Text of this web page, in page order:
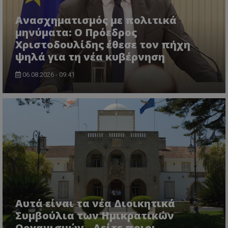
Ανασχηματισμός με πολιτικά
μηνύματα: Ο Πρόεδρος
Χριστοδουλίδης έθεσε τον πήχη
ψηλά για τη νέα κυβέρνηση
06.08.2026 - 09:41
Αυτά είναι τα νέα Διοικητικά
Συμβούλια των Ημικρατικών
YouTube
.youtube.com